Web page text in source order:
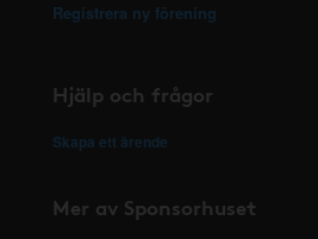
Registrera ny förening
Hjälp och frågor
Skapa ett ärende
Mer av Sponsorhuset